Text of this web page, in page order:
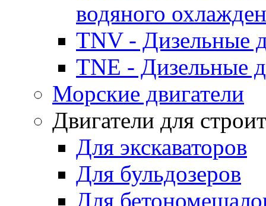
водяного
TNV - Дизельные
TNE - Дизельные
Морские двигатели
Двигатели для
Для экскаваторов
Для бульдозеров
Для